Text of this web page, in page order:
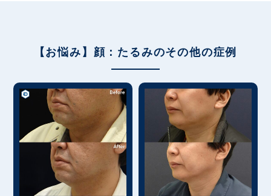
【お悩み】顔：たるみのその他の症例